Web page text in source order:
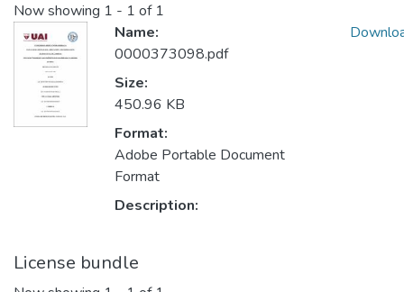
Now showing 1 - 1 of 1
Name:
0000373098.pdf
Size:
450.96 KB
Format:
Adobe Portable Document
Format
Description:
License bundle